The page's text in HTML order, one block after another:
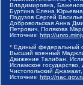
Владимировна,
Буртина Елена
Подузов Сергей
Добровольская Анна
Петрович, Полякова
Источник: http://
* Единый федеральный
Высший военный
Движение Талибан,
Исламское
Чистопольский
Источник: http://